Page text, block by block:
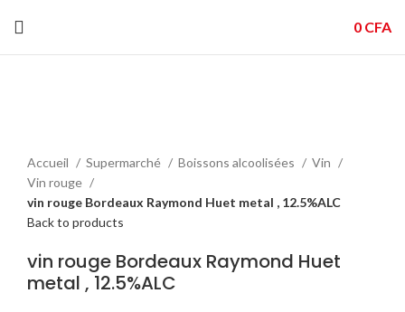
0 CFA
Accueil
Supermarché Boissons alcoolisées
Vin
Vin rouge
vin rouge Bordeaux Raymond Huet metal , 12.5%ALC
Back to products
vin rouge Bordeaux Raymond Huet
metal , 12.5%ALC